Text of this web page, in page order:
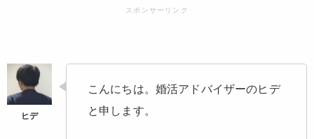
こんにちは。婚活アドバイザーのヒデ
と申します。